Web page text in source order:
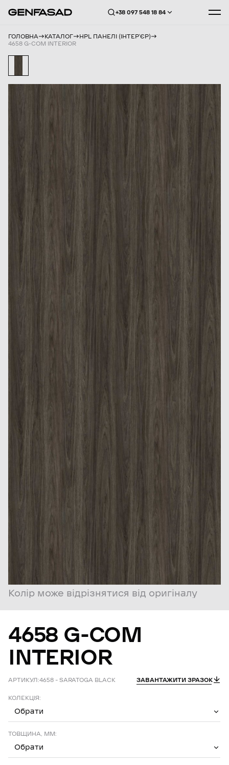
+38 097 548 18 84
ГОЛОВНА КАТАЛОГ
HPL ПАНЕЛІ (ІНТЕРʼЄР)
4658 G-COM INTERIOR
Колір може відрізнятися від оригіналу
4658 G-COM
INTERIOR
АРТИКУЛ:4658 – SARATOGA BLACK ЗАВАНТАЖИТИ ЗРАЗОК
КОЛЕКЦІЯ:
Обрати
ТОВЩИНА, ММ:
Обрати